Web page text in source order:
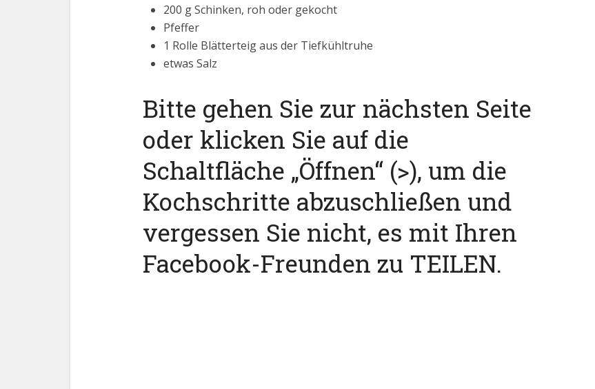
200 g Schinken, roh oder gekocht
Pfeffer
1 Rolle Blätterteig aus der Tiefkühltruhe
etwas Salz
Bitte gehen Sie zur nächsten Seite
oder klicken Sie auf die
Schaltfläche „Öffnen“ (>), um die
Kochschritte abzuschließen und
vergessen Sie nicht, es mit Ihren
Facebook-Freunden zu TEILEN.